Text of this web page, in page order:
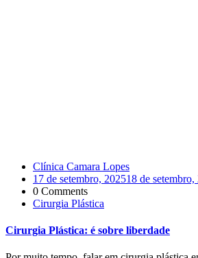
Clínica Camara Lopes
17 de setembro, 202518 de setembro,
0 Comments
Cirurgia Plástica
Cirurgia Plástica: é sobre liberdade